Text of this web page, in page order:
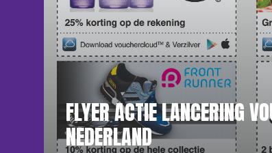
FLYER ACTIE LANCERING
NEDERLAND